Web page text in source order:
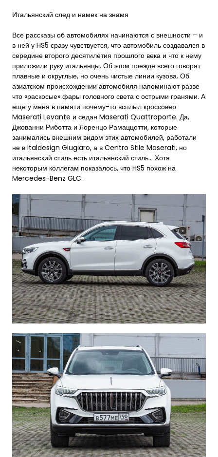
Итальянский след и намек на знамя
Все рассказы об автомобилях начинаются с внешности – и
в ней у HS5 сразу чувствуется, что автомобиль создавался в
середине второго десятилетия прошлого века и что к нему
приложили руку итальянцы. Об этом прежде всего говорят
плавные и округлые, но очень чистые линии кузова. Об
азиатском происхождении автомобиля напоминают разве
что «раскосые» фары головного света с острыми гранями. А
еще у меня в памяти почему-то всплыл кроссовер
Maserati Levante и седан Maserati Quattroporte. Да,
Джованни Риботта и Лоренцо Рамаццотти, которые
занимались внешним видом этих автомобилей, работали
не в Italdesign Giugiaro, а в Centro Stile Maserati, но
итальянский стиль есть итальянский стиль… Хотя
некоторым коллегам показалось, что HS5 похож на
Mercedes-Benz GLC.